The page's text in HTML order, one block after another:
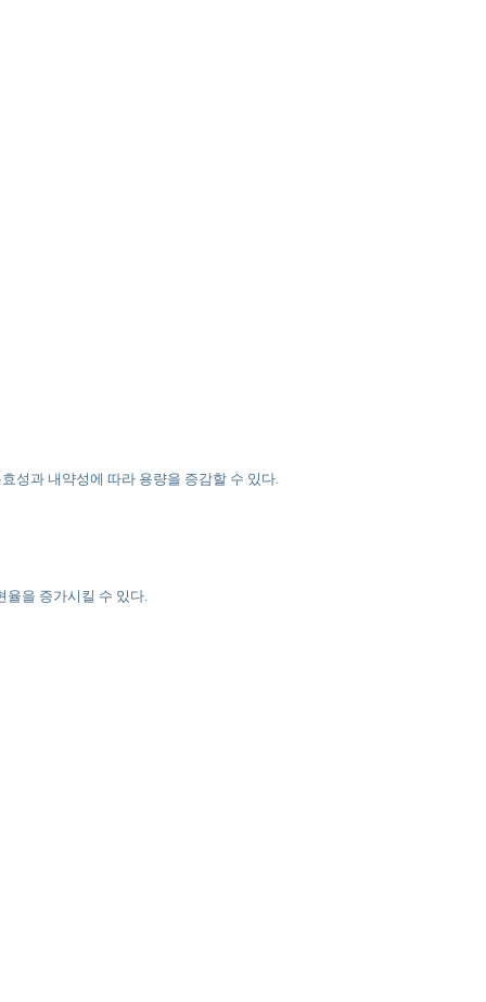
성과 내약성에 따라 용량을 증감할 수 있다.
을 증가시킬 수 있다.